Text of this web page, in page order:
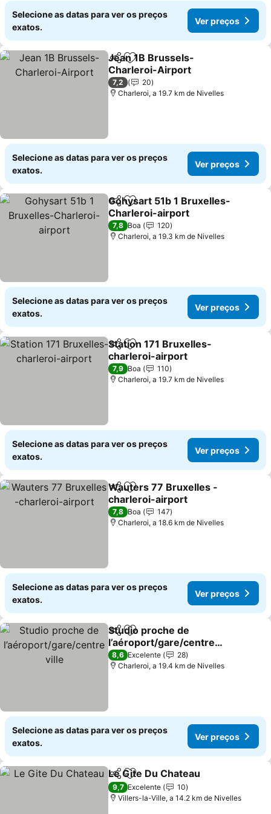
Selecione as datas para ver os preços
exatos.
Ver preços
PartilharAdicionar aos favoritos
Jean 1B Brussels-
Charleroi-Airport
Ver preços
7,2
20
Charleroi, a 19.7 km de Nivelles
Selecione as datas para ver os preços
exatos.
Ver preços
PartilharAdicionar aos favoritos
Gohysart 51b 1 Bruxelles-
Charleroi-airport
Ver preços
7,8 Boa
120
Charleroi, a 19.3 km de Nivelles
Selecione as datas para ver os preços
exatos.
Ver preços
PartilharAdicionar aos favoritos
Station 171 Bruxelles-
charleroi-airport
Ver preços
7,9 Boa
110
Charleroi, a 19.7 km de Nivelles
Selecione as datas para ver os preços
exatos.
Ver preços
PartilharAdicionar aos favoritos
Wauters 77 Bruxelles -
charleroi-airport
Ver preços
7,8 Boa
147
Charleroi, a 18.6 km de Nivelles
Selecione as datas para ver os preços
exatos.
Ver preços
PartilharAdicionar aos favoritos
Studio proche de
l’aéroport/gare/centre
ville
Ver preços
8,6 Excelente
28
Charleroi, a 19.4 km de Nivelles
Selecione as datas para ver os preços
exatos.
Ver preços
PartilharAdicionar aos favoritos
Le Gite Du Chateau
9,7 Excelente
10
Villers-la-Ville, a 14.2 km de Nivelles